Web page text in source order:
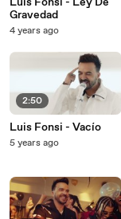
Gravedad
4 years ago
2:50
Luis Fonsi - Vacío
5 years ago